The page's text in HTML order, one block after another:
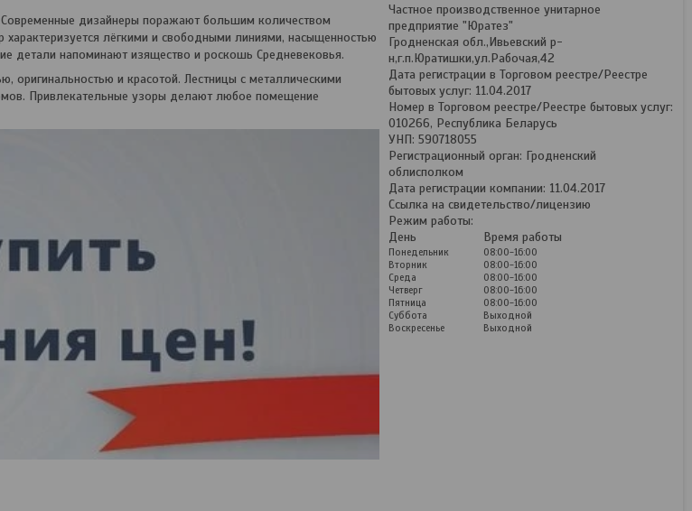
дизайнеры поражают большим количеством
лёгкими и свободными линиями, насыщенностью
детали напоминают изящество и роскошь Средневековья.
оригинальностью и красотой. Лестницы с металлическими
Привлекательные узоры делают любое помещение
Частное производственное унитарное
предприятие "Юратез"
Гродненская обл.,Ивьевский р-
н,г.п.Юратишки,ул.Рабочая,42
Дата регистрации в Торговом реестре/Реестре
бытовых услуг: 11.04.2017
Номер в Торговом реестре/Реестре бытовых услуг:
010266, Республика Беларусь
УНП: 590718055
Регистрационный орган: Гродненский
облисполком
Дата регистрации компании: 11.04.2017
Ссылка на свидетельство/лицензию
Режим работы:
День
Время работы
Понедельник
08:00-16:00
Вторник
08:00-16:00
Среда
08:00-16:00
Четверг
08:00-16:00
Пятница
08:00-16:00
Суббота
Выходной
Воскресенье
Выходной